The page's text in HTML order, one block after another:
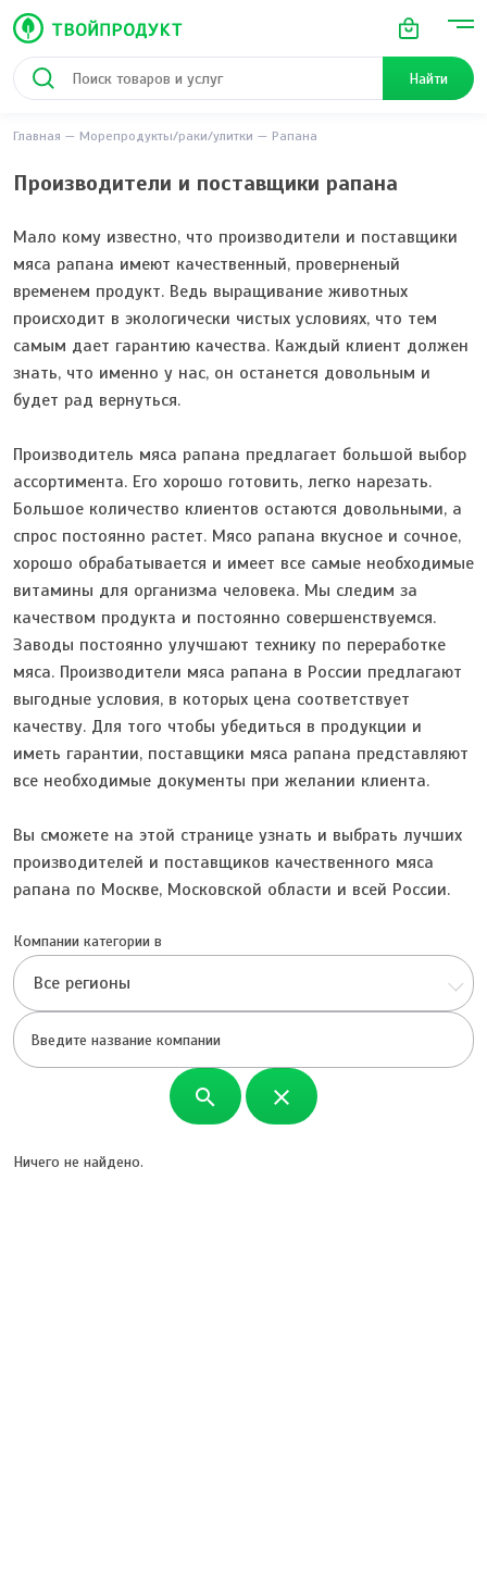
Найти
Главная Морепродукты/раки/улитки Рапана
Производители и поставщики рапана
Мало кому известно, что производители и поставщики
мяса рапана имеют качественный, проверненый
временем продукт. Ведь выращивание животных
происходит в экологически чистых условиях, что тем
самым дает гарантию качества. Каждый клиент должен
знать, что именно у нас, он останется довольным и
будет рад вернуться.
Производитель мяса рапана предлагает большой выбор
ассортимента. Его хорошо готовить, легко нарезать.
Большое количество клиентов остаются довольными, а
спрос постоянно растет. Мясо рапана вкусное и сочное,
хорошо обрабатывается и имеет все самые необходимые
витамины для организма человека. Мы следим за
качеством продукта и постоянно совершенствуемся.
Заводы постоянно улучшают технику по переработке
мяса. Производители мяса рапана в России предлагают
выгодные условия, в которых цена соответствует
качеству. Для того чтобы убедиться в продукции и
иметь гарантии, поставщики мяса рапана представляют
все необходимые документы при желании клиента.
Вы сможете на этой странице узнать и выбрать лучших
производителей и поставщиков качественного мяса
рапана по Москве, Московской области и всей России.
Компании категории в
Все регионы
search close
Ничего не найдено.